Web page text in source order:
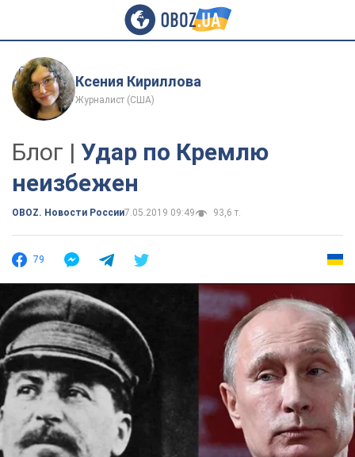
Ксения Кириллова
Журналист (США)
Блог | Удар по Кремлю
неизбежен
OBOZ. Новости России7.05.2019 09:49 93,6 т.
79